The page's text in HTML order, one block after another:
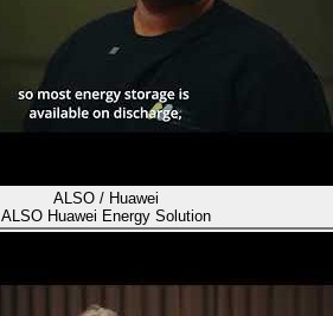
ALSO / Huawei
ALSO Huawei Energy Solution